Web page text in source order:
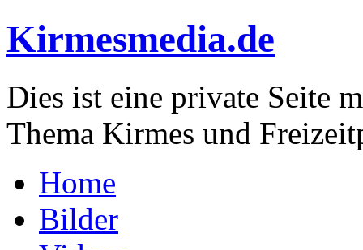
Kirmesmedia.de
Dies ist eine private Seite
Thema Kirmes und
Home
Bilder